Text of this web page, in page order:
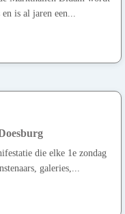
is al jaren een...
die elke 1e zondag
galeries,...